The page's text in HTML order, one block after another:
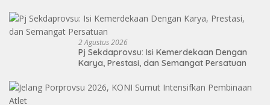
2 Agustus 2026
Pj Sekdaprovsu: Isi Kemerdekaan Dengan
Karya, Prestasi, dan Semangat Persatuan